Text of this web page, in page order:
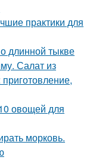
практики для
длинной тыкве
Салат из
овощей для
морковь.